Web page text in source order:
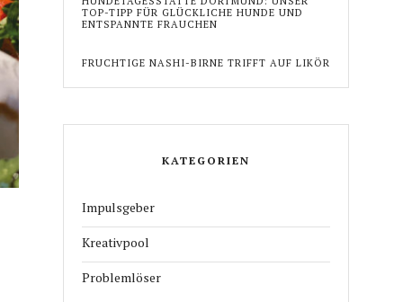
TOP-TIPP FÜR GLÜCKLICHE HUNDE UND
ENTSPANNTE FRAUCHEN
FRUCHTIGE NASHI-BIRNE TRIFFT AUF LIKÖR
KATEGORIEN
Impulsgeber
Kreativpool
Problemlöser